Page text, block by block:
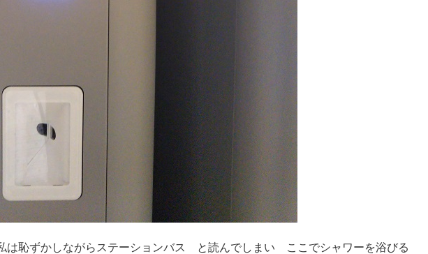
は恥ずかしながらステーションバス と読んでしまい ここでシャワーを浴びる